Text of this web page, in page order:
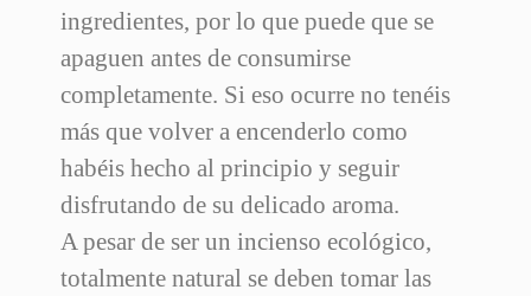
ingredientes, por lo que puede que se
apaguen antes de consumirse
completamente. Si eso ocurre no tenéis
más que volver a encenderlo como
habéis hecho al principio y seguir
disfrutando de su delicado aroma.
A pesar de ser un incienso ecológico,
totalmente natural se deben tomar las